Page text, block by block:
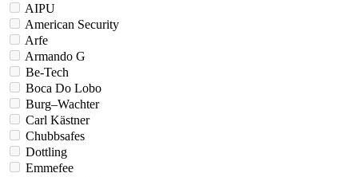
AIPU
American Security
Arfe
Armando G
Be-Tech
Boca Do Lobo
Burg–Wachter
Carl Kästner
Chubbsafes
Dottling
Emmefee